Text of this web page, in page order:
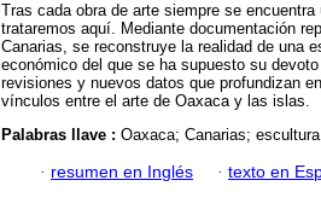
Tras cada obra de arte siempre se
trataremos aquí. Mediante documentación
Canarias, se reconstruye la realidad de una
económico del que se ha supuesto su
revisiones y nuevos datos que profundizan
vínculos entre el arte de Oaxaca y las islas.
Palabras llave : Oaxaca; Canarias;
· resumen en Inglés · texto en